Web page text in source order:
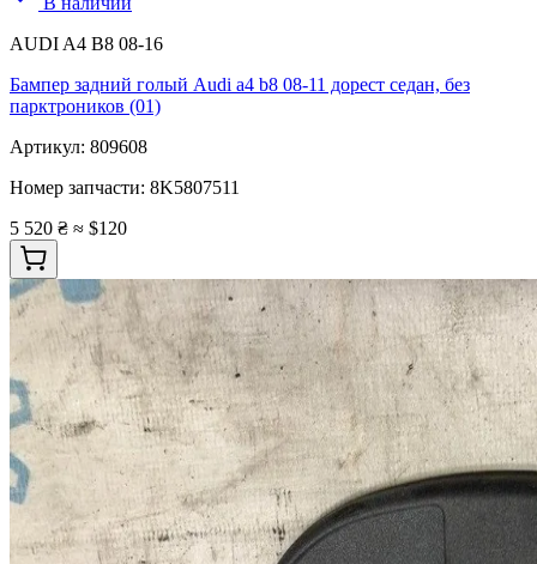
AUDI A4 B8 08-16
Бампер задний голый Audi a4 b8 08-11 дорест седан, без
парктроников (01)
Артикул: 809608
Номер запчасти: 8K5807511
5 520 ₴ ≈ $120